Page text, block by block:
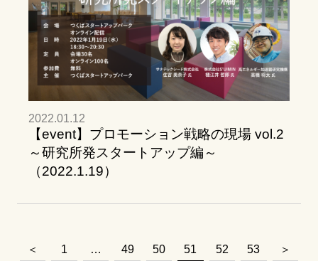
2022.01.12
【event】プロモーション戦略の現場 vol.2
～研究所発スタートアップ編～
（2022.1.19）
＜ 1 … 49 50 51 52 53 ＞